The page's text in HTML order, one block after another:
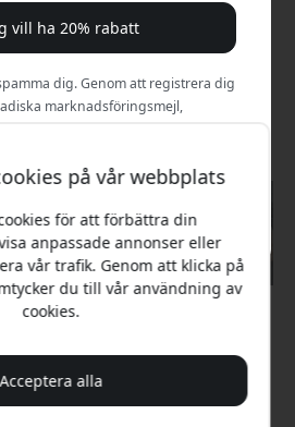
SEK
på vår webbplats
för att förbättra din
anpassade annonser eller
vår trafik. Genom att klicka på
du till vår användning av
cookies.
Acceptera alla
vill ha 20% rabatt
dig. Genom att registrera dig
marknadsföringsmejl,
hellre fullt pris.